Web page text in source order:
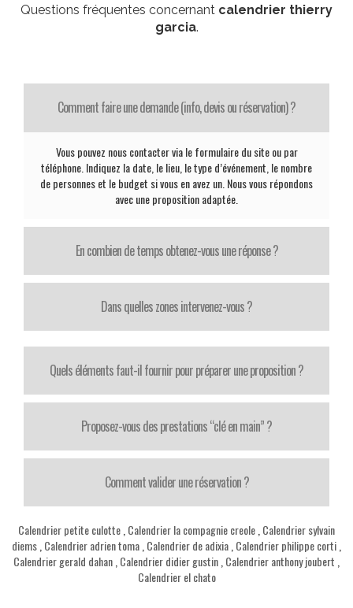
Questions fréquentes concernant calendrier thierry
garcia.
Comment faire une demande (info, devis ou réservation) ?
Vous pouvez nous contacter via le formulaire du site ou par
téléphone. Indiquez la date, le lieu, le type d’événement, le nombre
de personnes et le budget si vous en avez un. Nous vous répondons
avec une proposition adaptée.
En combien de temps obtenez-vous une réponse ?
Dans quelles zones intervenez-vous ?
Quels éléments faut-il fournir pour préparer une proposition ?
Proposez-vous des prestations “clé en main” ?
Comment valider une réservation ?
Calendrier petite culotte Calendrier la compagnie creole Calendrier sylvain
diems Calendrier adrien toma Calendrier de adixia Calendrier philippe corti
Calendrier gerald dahan Calendrier didier gustin Calendrier anthony joubert
Calendrier el chato